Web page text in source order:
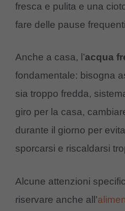
fresca e pulita e una
fare delle pause
Anche a casa, l’acqua
fondamentale: bisogna
sia troppo fredda,
giro per la casa,
durante il giorno per
sporcarsi e riscaldarsi
Alcune attenzioni
riservare anche all’